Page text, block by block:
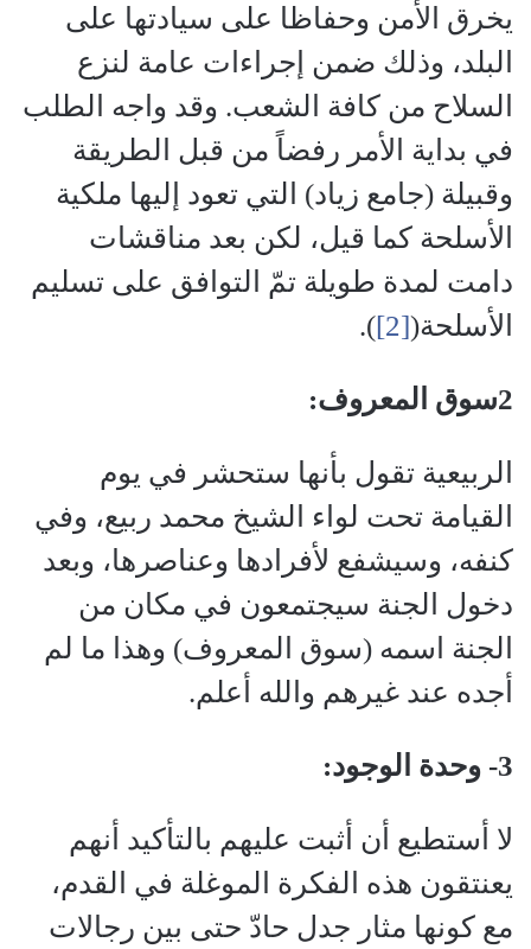
يخرق الأمن وحفاظا على سيادتها على
البلد، وذلك ضمن إجراءات عامة لنزع
السلاح من كافة الشعب. وقد واجه الطلب
في بداية الأمر رفضاً من قبل الطريقة
وقبيلة (جامع زياد) التي تعود إليها ملكية
الأسلحة كما قيل، لكن بعد مناقشات
دامت لمدة طويلة تمّ التوافق على تسليم
الأسلحة([2]
).
2سوق المعروف:
الربيعية تقول بأنها ستحشر في يوم
القيامة تحت لواء الشيخ محمد ربيع، وفي
كنفه، وسيشفع لأفرادها وعناصرها، وبعد
دخول الجنة سيجتمعون في مكان من
الجنة اسمه (سوق المعروف) وهذا ما لم
أجده عند غيرهم والله أعلم.
3- وحدة الوجود:
لا أستطيع أن أثبت عليهم بالتأكيد أنهم
يعنتقون هذه الفكرة الموغلة في القدم،
مع كونها مثار جدل حادّ حتى بين رجالات